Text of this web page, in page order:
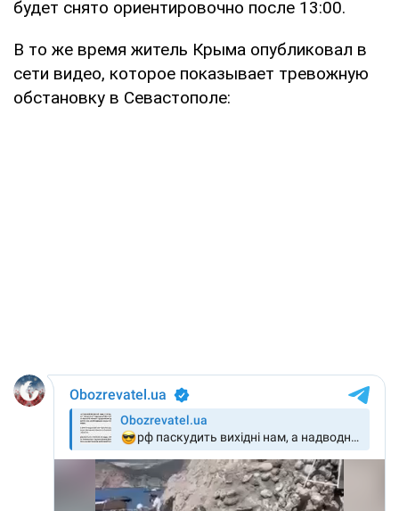
будет снято ориентировочно после 13:00.
В то же время житель Крыма опубликовал в
сети видео, которое показывает тревожную
обстановку в Севастополе: